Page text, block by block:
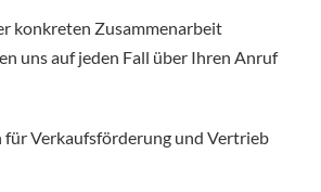
konkreten Zusammenarbeit
uns auf jeden Fall über Ihren Anruf
Verkaufsförderung und Vertrieb